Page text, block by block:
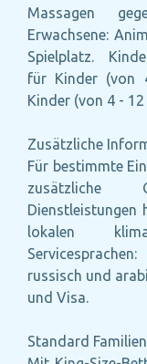
Massagen
Erwachsene:
Spielplatz.
für Kinder (von
Kinder (von 4 - 12
Zusätzliche
Für bestimmte
zusätzliche
Dienstleistungen
lokalen
russisch und
und Visa.
Standard